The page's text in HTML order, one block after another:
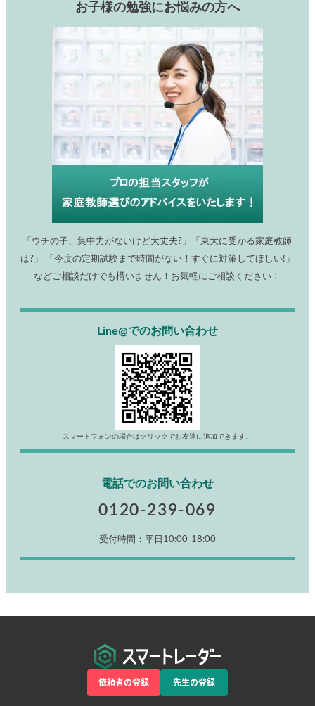
お子様の勉強にお悩みの方へ
「ウチの子、集中力がないけど大丈夫?」「東大に受かる家庭教師
は?」 「今度の定期試験まで時間がない！すぐに対策してほしい!」
などご相談だけでも構いません！お気軽にご相談ください！
Line@でのお問い合わせ
スマートフォンの場合はクリックでお友達に追加できます。
電話でのお問い合わせ
0120-239-069
受付時間：平日10:00-18:00
依頼者の登録 先生の登録